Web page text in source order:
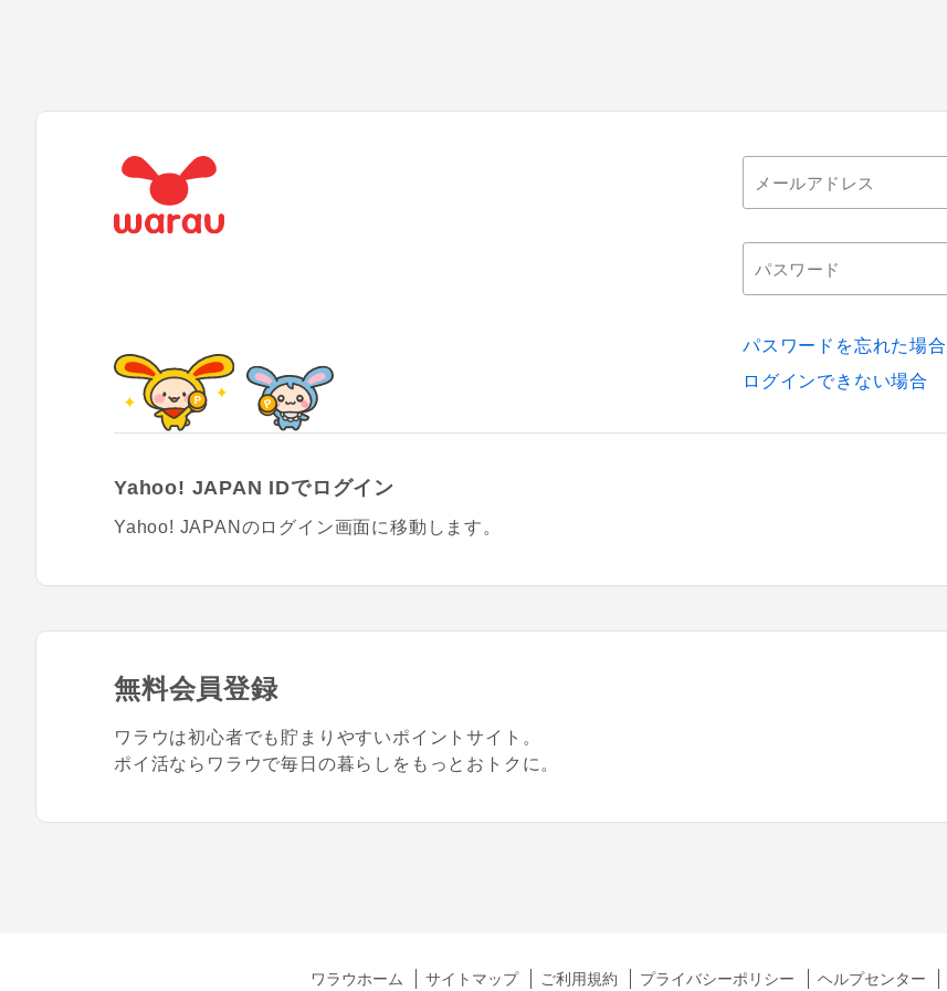
パスワードを忘れた場合
ログインできない場合
Yahoo! JAPAN IDでログイン
Yahoo! JAPANのログイン画面に移動します。
無料会員登録
ワラウは初心者でも貯まりやすいポイントサイト。
ポイ活ならワラウで毎日の暮らしをもっとおトクに。
ワラウホーム サイトマップ ご利用規約 プライバシーポリシー ヘルプセンター